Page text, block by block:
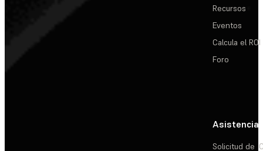
Recursos
Eventos
Calcula el ROI
Foro
Asistencia
Solicitud de